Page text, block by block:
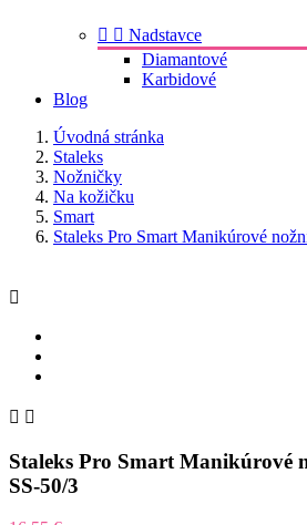
  Nadstavce
Diamantové
Karbidové
Blog
Úvodná stránka
Staleks
Nožničky
Na kožičku
Smart
Staleks Pro Smart Manikúrové

 
Staleks Pro Smart Manikúrové
SS-50/3